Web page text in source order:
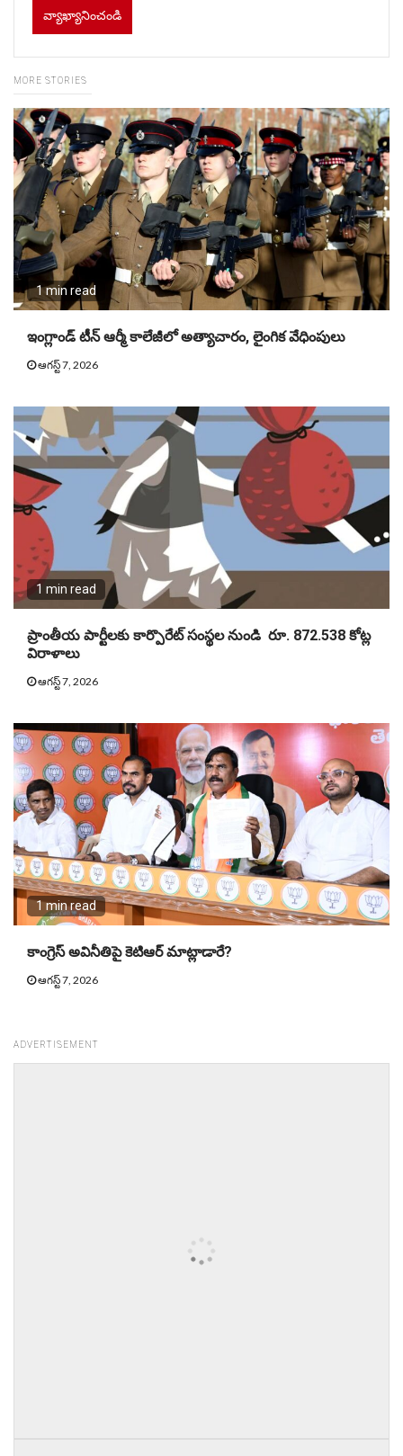
MORE STORIES
1 min read
ఇంగ్లాండ్ టీన్ ఆర్మీ కాలేజీలో అత్యాచారం, లైంగిక వేధింపులు
ఆగస్ట్ 7, 2026
1 min read
ప్రాంతీయ పార్టీలకు కార్పొరేట్ సంస్థల నుండి రూ. 872.538 కోట్ల
విరాళాలు
ఆగస్ట్ 7, 2026
1 min read
కాంగ్రెస్ అవినీతిపై కెటిఆర్ మాట్లాడారే?
ఆగస్ట్ 7, 2026
ADVERTISEMENT